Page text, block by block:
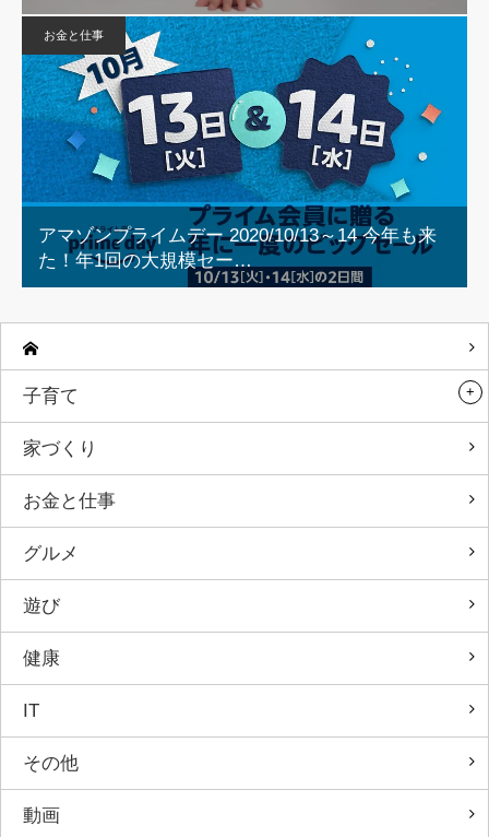
お金と仕事
アマゾンプライムデー 2020/10/13～14 今年も来
た！年1回の大規模セー…
子育て
家づくり
お金と仕事
グルメ
遊び
健康
IT
その他
動画